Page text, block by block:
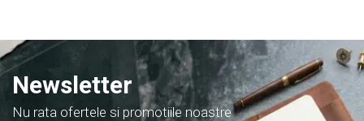
Newsletter
Nu rata ofertele si promotiile noastre